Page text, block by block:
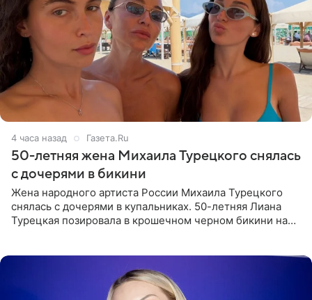
4 часа назад Газета.Ru
50-летняя жена Михаила Турецкого снялась
с дочерями в бикини
Жена народного артиста России Михаила Турецкого
снялась с дочерями в купальниках. 50-летняя Лиана
Турецкая позировала в крошечном черном бикини на